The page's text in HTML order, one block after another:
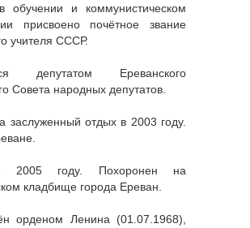
обучении и коммунистическом
присвоено почётное звание
учителя СССР.
депутатом Ереванского
Совета народных депутатов.
заслуженный отдых в 2003 году.
2005 году. Похоронен на
кладбище города Ереван.
орденом Ленина (01.07.1968),